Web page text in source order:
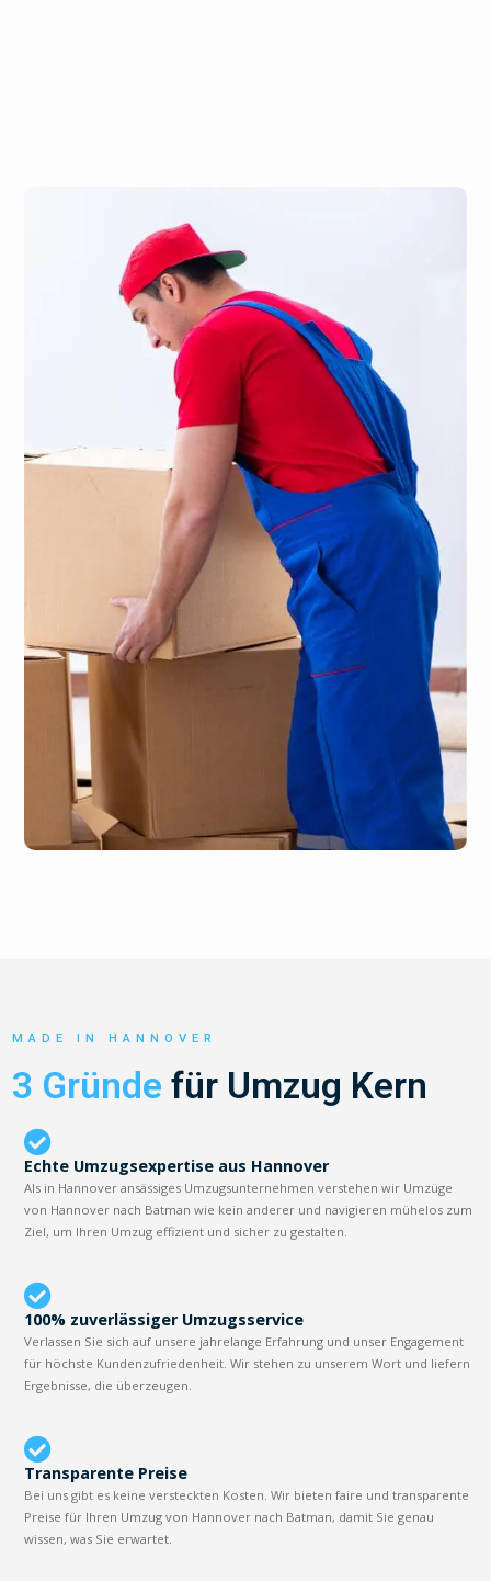
MADE IN HANNOVER
3 Gründe für Umzug Kern
Echte Umzugsexpertise aus Hannover
Als in Hannover ansässiges Umzugsunternehmen verstehen wir Umzüge
von Hannover nach Batman wie kein anderer und navigieren mühelos zum
Ziel, um Ihren Umzug effizient und sicher zu gestalten.
100% zuverlässiger Umzugsservice
Verlassen Sie sich auf unsere jahrelange Erfahrung und unser Engagement
für höchste Kundenzufriedenheit. Wir stehen zu unserem Wort und liefern
Ergebnisse, die überzeugen.
Transparente Preise
Bei uns gibt es keine versteckten Kosten. Wir bieten faire und transparente
Preise für Ihren Umzug von Hannover nach Batman, damit Sie genau
wissen, was Sie erwartet.